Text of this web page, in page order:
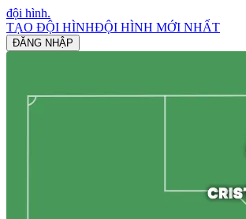
đội hình.
TẠO ĐỘI HÌNHĐỘI HÌNH MỚI NHẤT
ĐĂNG NHẬP